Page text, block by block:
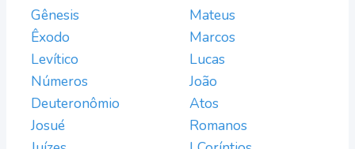
Gênesis
Êxodo
Levítico
Números
Deuteronômio
Josué
Mateus
Marcos
Lucas
João
Atos
Romanos